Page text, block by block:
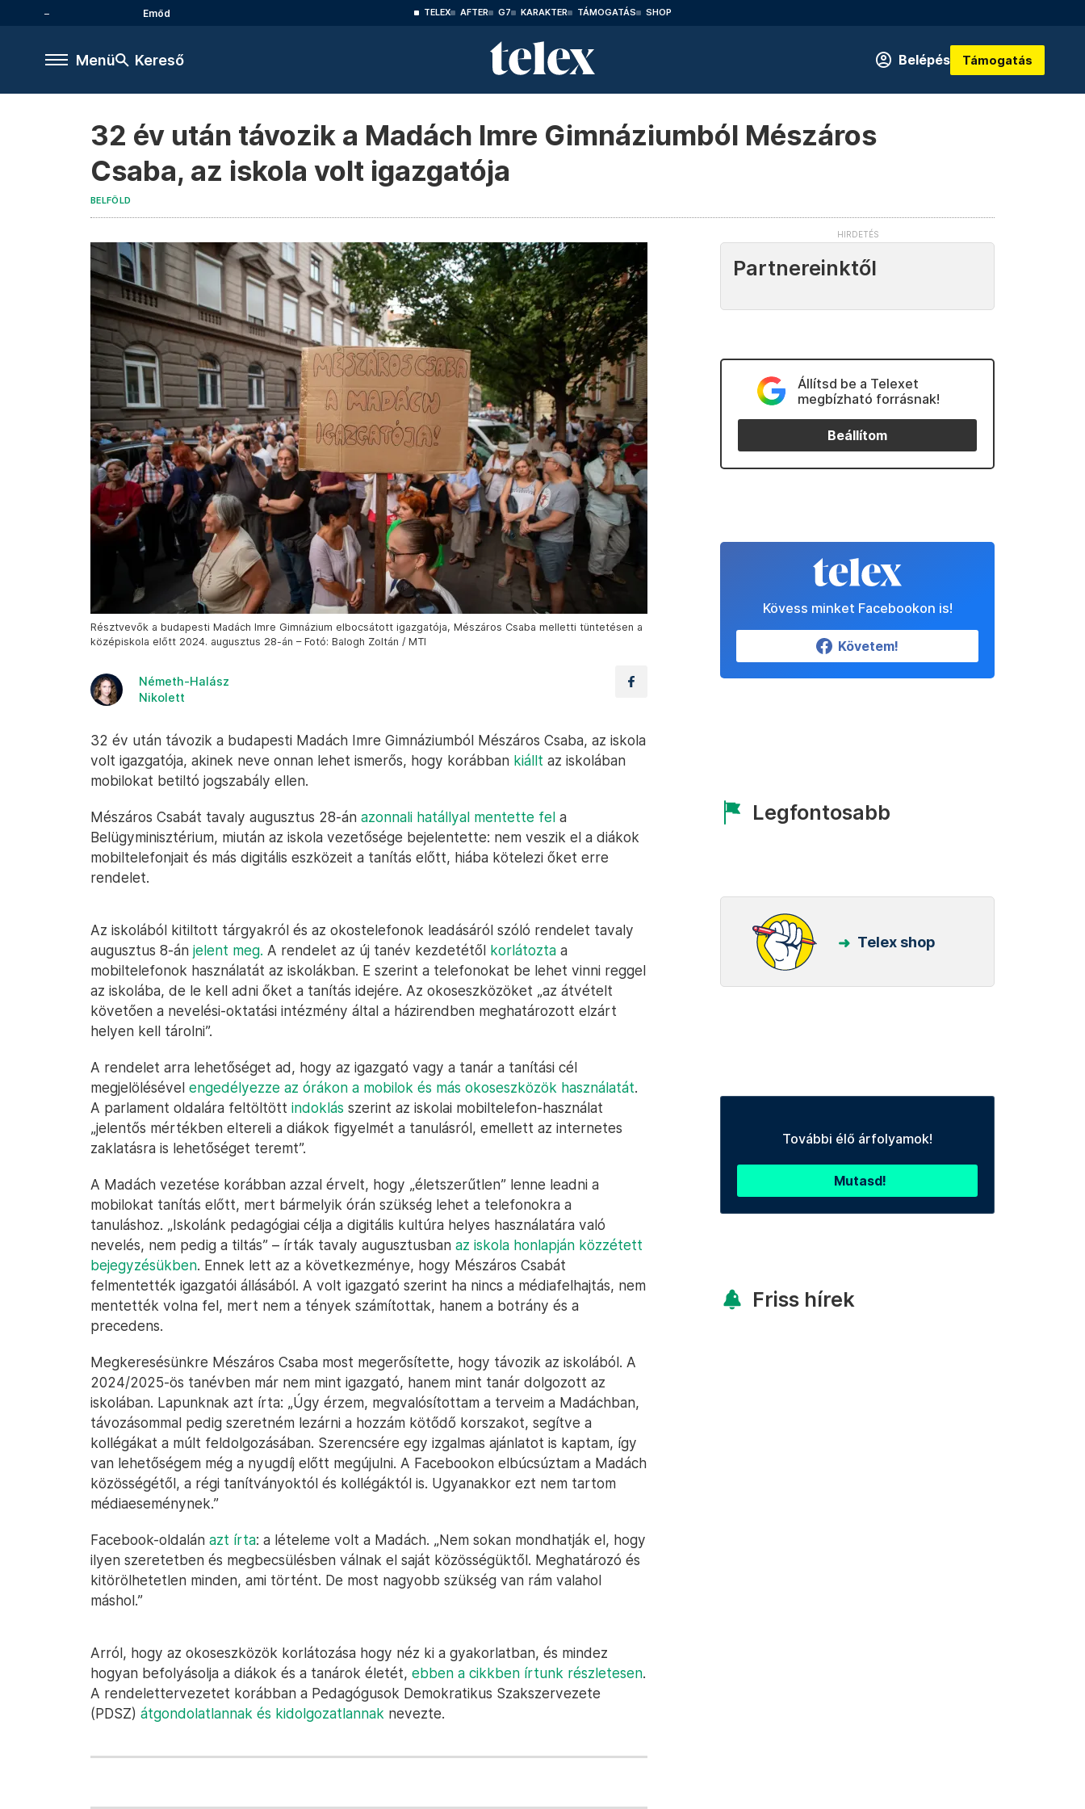
Emőd TELEX AFTER G7 KARAKTER TÁMOGATÁS SHOP
Menü Kereső Belépés Támogatás
32 év után távozik a Madách Imre Gimnáziumból Mészáros
Csaba, az iskola volt igazgatója
BELFÖLD
Résztvevők a budapesti Madách Imre Gimnázium elbocsátott igazgatója, Mészáros Csaba melletti tüntetésen a
középiskola előtt 2024. augusztus 28-án – Fotó: Balogh Zoltán / MTI
Németh-Halász
Nikolett
32 év után távozik a budapesti Madách Imre Gimnáziumból Mészáros Csaba, az iskola
volt igazgatója, akinek neve onnan lehet ismerős, hogy korábban kiállt az iskolában
mobilokat betiltó jogszabály ellen.
Mészáros Csabát tavaly augusztus 28-án azonnali hatállyal mentette fel a
Belügyminisztérium, miután az iskola vezetősége bejelentette: nem veszik el a diákok
mobiltelefonjait és más digitális eszközeit a tanítás előtt, hiába kötelezi őket erre
rendelet.
Az iskolából kitiltott tárgyakról és az okostelefonok leadásáról szóló rendelet tavaly
augusztus 8-án jelent meg. A rendelet az új tanév kezdetétől korlátozta a
mobiltelefonok használatát az iskolákban. E szerint a telefonokat be lehet vinni reggel
az iskolába, de le kell adni őket a tanítás idejére. Az okoseszközöket „az átvételt
követően a nevelési-oktatási intézmény által a házirendben meghatározott elzárt
helyen kell tárolni”.
A rendelet arra lehetőséget ad, hogy az igazgató vagy a tanár a tanítási cél
megjelölésével engedélyezze az órákon a mobilok és más okoseszközök használatát.
A parlament oldalára feltöltött indoklás szerint az iskolai mobiltelefon-használat
„jelentős mértékben eltereli a diákok figyelmét a tanulásról, emellett az internetes
zaklatásra is lehetőséget teremt”.
A Madách vezetése korábban azzal érvelt, hogy „életszerűtlen” lenne leadni a
mobilokat tanítás előtt, mert bármelyik órán szükség lehet a telefonokra a
tanuláshoz. „Iskolánk pedagógiai célja a digitális kultúra helyes használatára való
nevelés, nem pedig a tiltás” – írták tavaly augusztusban az iskola honlapján közzétett
bejegyzésükben. Ennek lett az a következménye, hogy Mészáros Csabát
felmentették igazgatói állásából. A volt igazgató szerint ha nincs a médiafelhajtás, nem
mentették volna fel, mert nem a tények számítottak, hanem a botrány és a
precedens.
Megkeresésünkre Mészáros Csaba most megerősítette, hogy távozik az iskolából. A
2024/2025-ös tanévben már nem mint igazgató, hanem mint tanár dolgozott az
iskolában. Lapunknak azt írta: „Úgy érzem, megvalósítottam a terveim a Madáchban,
távozásommal pedig szeretném lezárni a hozzám kötődő korszakot, segítve a
kollégákat a múlt feldolgozásában. Szerencsére egy izgalmas ajánlatot is kaptam, így
van lehetőségem még a nyugdíj előtt megújulni. A Facebookon elbúcsúztam a Madách
közösségétől, a régi tanítványoktól és kollégáktól is. Ugyanakkor ezt nem tartom
médiaeseménynek.”
Facebook-oldalán azt írta: a lételeme volt a Madách. „Nem sokan mondhatják el, hogy
ilyen szeretetben és megbecsülésben válnak el saját közösségüktől. Meghatározó és
kitörölhetetlen minden, ami történt. De most nagyobb szükség van rám valahol
máshol.”
Arról, hogy az okoseszközök korlátozása hogy néz ki a gyakorlatban, és mindez
hogyan befolyásolja a diákok és a tanárok életét, ebben a cikkben írtunk részletesen.
A rendelettervezetet korábban a Pedagógusok Demokratikus Szakszervezete
(PDSZ) átgondolatlannak és kidolgozatlannak nevezte.
Partnereinktől
Állítsd be a Telexet
megbízható forrásnak!
Beállítom
Kövess minket Facebookon is!
Követem!
Legfontosabb
Telex shop
További élő árfolyamok!
Mutasd!
Friss hírek